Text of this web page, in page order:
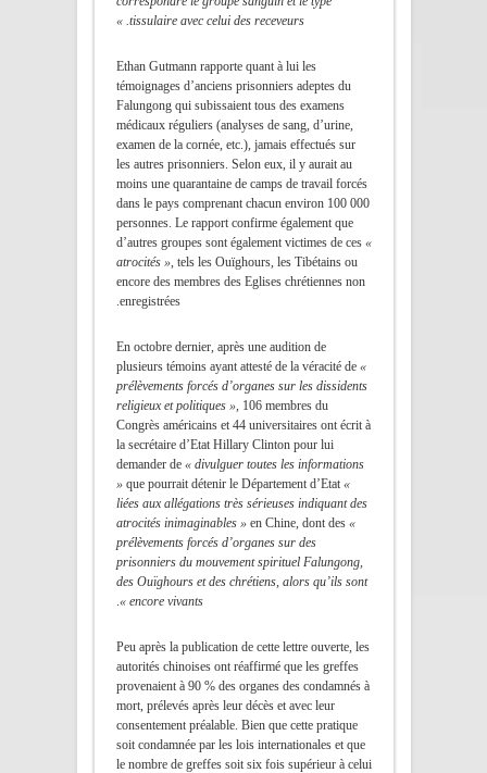
tissulaire avec celui des receveurs. »
Ethan Gutmann rapporte quant à lui les
témoignages d’anciens prisonniers adeptes du
Falungong qui subissaient tous des examens
médicaux réguliers (analyses de sang, d’urine,
examen de la cornée, etc.), jamais effectués sur
les autres prisonniers. Selon eux, il y aurait au
moins une quarantaine de camps de travail forcés
dans le pays comprenant chacun environ 100 000
personnes. Le rapport confirme également que
d’autres groupes sont également victimes de ces «
atrocités », tels les Ouïghours, les Tibétains ou
encore des membres des Eglises chrétiennes non
enregistrées.
En octobre dernier, après une audition de
plusieurs témoins ayant attesté de la véracité de «
prélèvements forcés d’organes sur les dissidents
religieux et politiques », 106 membres du
Congrès américains et 44 universitaires ont écrit à
la secrétaire d’Etat Hillary Clinton pour lui
demander de« divulguer toutes les informations
»que pourrait détenir le Département d’Etat «
liées aux allégations très sérieuses indiquant des
atrocités inimaginables »en Chine, dont des «
prélèvements forcés d’organes sur des
prisonniers du mouvement spirituel Falungong,
des Ouïghours et des chrétiens, alors qu’ils sont
encore vivants »
.
Peu après la publication de cette lettre ouverte, les
autorités chinoises ont réaffirmé que les greffes
provenaient à 90 % des organes des condamnés à
mort, prélevés après leur décès et avec leur
consentement préalable. Bien que cette pratique
soit condamnée par les lois internationales et que
le nombre de greffes soit six fois supérieur à celui